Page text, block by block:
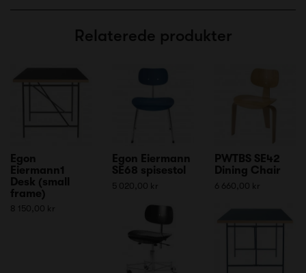
Relaterede produkter
Egon
Eiermann1
Desk (small
frame)
8 150,00 kr
Egon Eiermann
SE68 spisestol
5 020,00 kr
PWTBS SE42
Dining Chair
6 660,00 kr